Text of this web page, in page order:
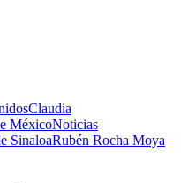
Claudia
MéxicoNoticias
SinaloaRubén Rocha Moya